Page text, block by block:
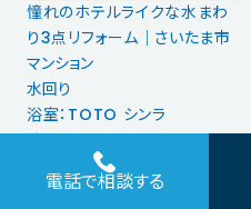
憧れのホテルライクな水まわ
り3点リフォーム｜さいたま市
マンション
水回り
浴室：TOTO シンラ
洗面：TOTO エスクア
トイレ：TOTO FD
期間 ： 9日
電話で相談する